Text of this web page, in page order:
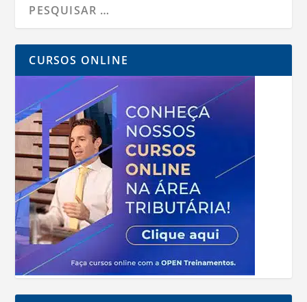
CURSOS ONLINE